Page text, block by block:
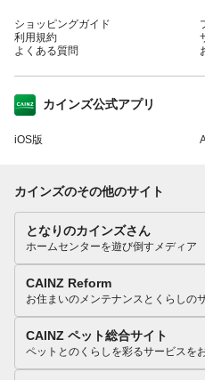
ショッピングガイド
利用規約
よくある質問
カインズ公式アプリ
iOS版
カインズのその他のサイト
となりのカインズさん
ホームセンターを遊び倒すメディア
CAINZ Reform
お住まいのメンテナンスとくらしの
CAINZ ペット総合サイト
ペットとのくらしを彩るサービスを